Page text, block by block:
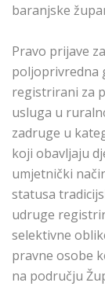
baranjske
Pravo prijave
poljoprivredna
registrirani za
usluga u
zadruge u
koji obavljaju
umjetnički
statusa
udruge
selektivne
pravne osobe
na području